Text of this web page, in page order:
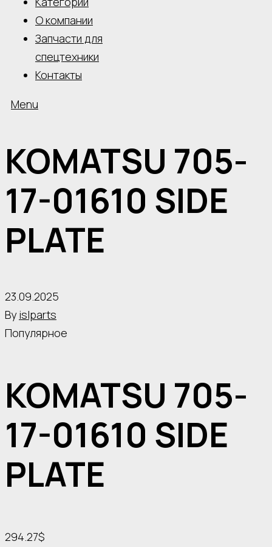
О компании
Запчасти для
спецтехники
Контакты
Menu
KOMATSU 705-
17-01610 SIDE
PLATE
23.09.2025
By islparts
Популярное
KOMATSU 705-
17-01610 SIDE
PLATE
294.27$